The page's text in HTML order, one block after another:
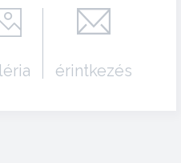
érintkezés